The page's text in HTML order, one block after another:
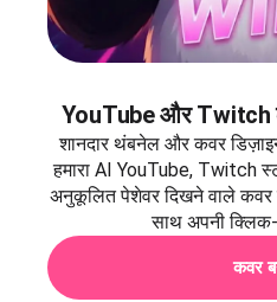
YouTube और Twitch
शानदार थंबनेल और कवर
हमारा AI YouTube, Twitch
अनुकूलित पेशेवर दिखने वाले कवर
साथ अपनी
कवर